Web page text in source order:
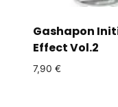
Gashapon
Effect Vol.2
7,90 €